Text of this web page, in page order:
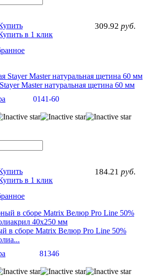
309.92 руб.
в 1 клик
Master натуральная щетина 60 мм
0141-60
184.21 руб.
в 1 клик
в сборе Matrix Велюр Pro Line 50%
81346